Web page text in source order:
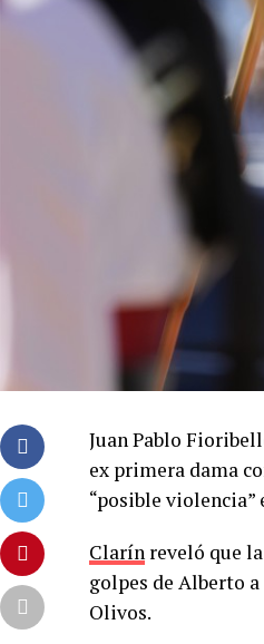
Juan Pablo
ex primera dama
“posible violencia”
Clarín reveló que
golpes de Alberto
Olivos.